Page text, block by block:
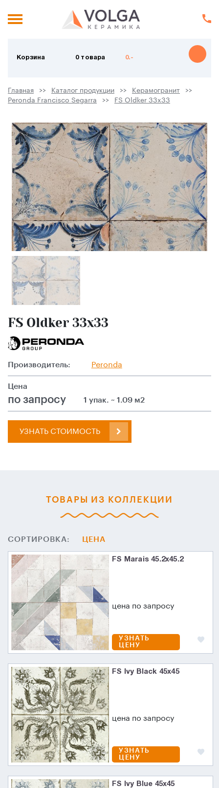
Корзина 0 товара 0.-
Главная Каталог продукции
Керамогранит
Peronda Francisco Segarra
FS Oldker 33x33
FS Oldker 33x33
Производитель: Peronda
Цена
по запросу 1 упак. ~ 1.09 м2
УЗНАТЬ СТОИМОСТЬ
ТОВАРЫ ИЗ КОЛЛЕКЦИИ
СОРТИРОВКА: ЦЕНА
FS Marais 45.2х45.2
цена по запросу
УЗНАТЬ
ЦЕНУ
FS Ivy Black 45х45
цена по запросу
УЗНАТЬ
ЦЕНУ
FS Ivy Blue 45х45